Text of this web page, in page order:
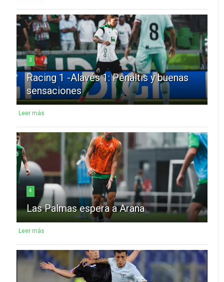
3
Racing 1 -Alavés 1: Penaltis y buenas
sensaciones
Leer más
4
Las Palmas espera a Arana
Leer más